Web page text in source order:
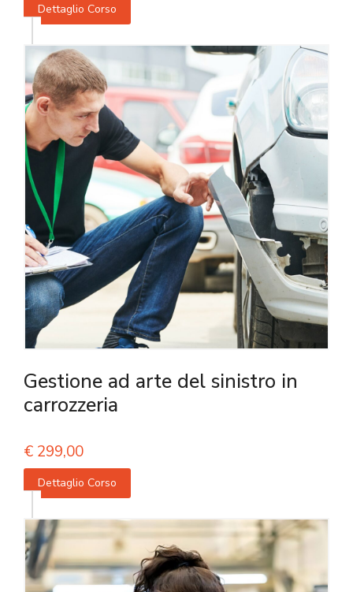
Dettaglio Corso
Gestione ad arte del sinistro in
carrozzeria
€ 299,00
Dettaglio Corso